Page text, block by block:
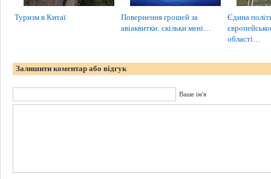
Туризм в Китаї
Повернення грошей за
авіаквитки: скільки мені…
Єдина
області…
Залишити коментар або відгук
Ваше ім'я